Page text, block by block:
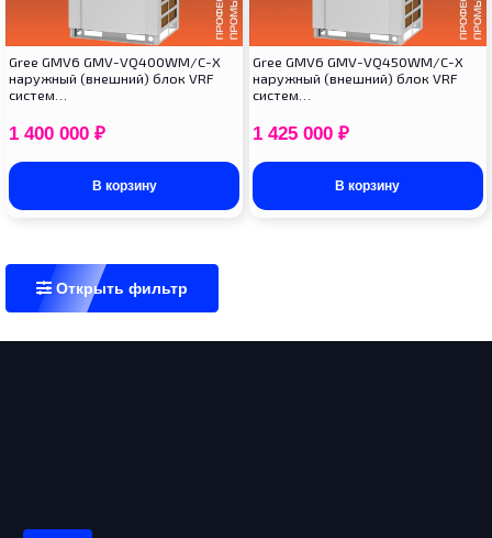
Gree GMV6 GMV-VQ400WM/C-X
наружный (внешний) блок VRF
систем…
1 400 000 ₽
В корзину
Gree GMV6 GMV-VQ450WM/C-X
наружный (внешний) блок VRF
систем…
1 425 000 ₽
В корзину
Открыть фильтр